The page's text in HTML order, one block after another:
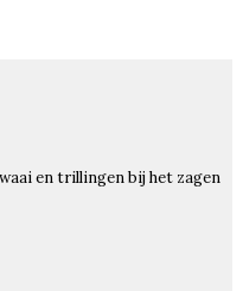
en trillingen bij het zagen